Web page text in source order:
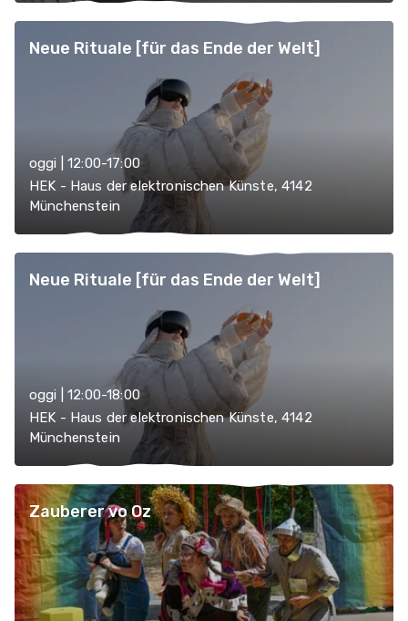
Neue Rituale [für das Ende der Welt]
oggi | 12:00-17:00
HEK - Haus der elektronischen Künste, 4142
Münchenstein
Neue Rituale [für das Ende der Welt]
oggi | 12:00-18:00
HEK - Haus der elektronischen Künste, 4142
Münchenstein
Zauberer vo Oz